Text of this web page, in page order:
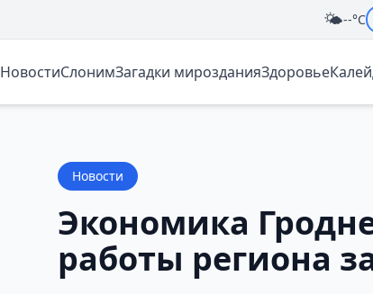
🌤️--°C
НовостиСлонимЗагадки мирозданияЗдоровье
Новости
Экономика
работы региона